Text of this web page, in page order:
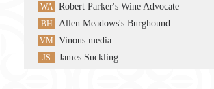
WA Robert Parker's Wine Advocate
BH Allen Meadows's Burghound
VM Vinous media
JS James Suckling